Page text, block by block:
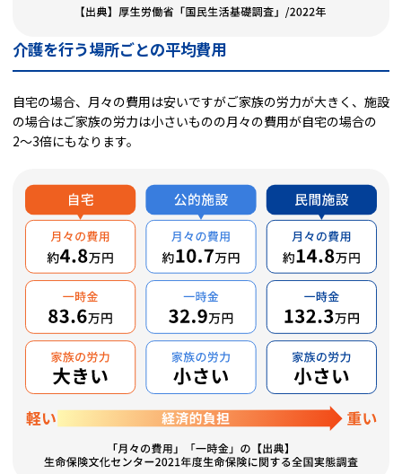
介護を行う場所ごとの平均費用
自宅の場合、月々の費用は安いですがご家族の労力が大きく、施設
の場合はご家族の労力は小さいものの月々の費用が自宅の場合の
2〜3倍にもなります。